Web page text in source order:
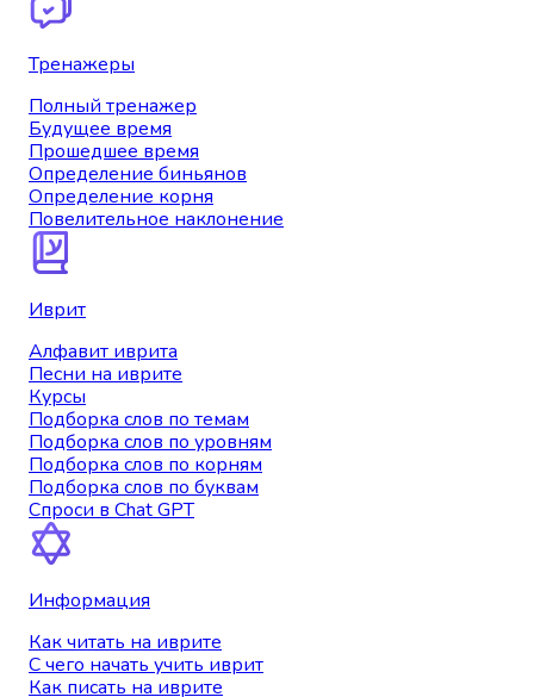
Тренажеры
Полный тренажер
Будущее время
Прошедшее время
Определение биньянов
Определение корня
Повелительное наклонение
Иврит
Алфавит иврита
Песни на иврите
Курсы
Подборка слов по темам
Подборка слов по уровням
Подборка слов по корням
Подборка слов по буквам
Спроси в Chat GPT
Информация
Как читать на иврите
С чего начать учить иврит
Как писать на иврите